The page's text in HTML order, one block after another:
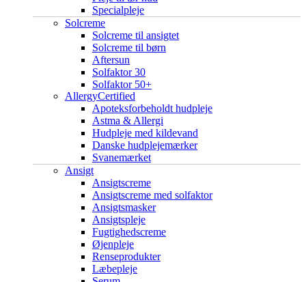
Specialpleje
Solcreme
Solcreme til ansigtet
Solcreme til børn
Aftersun
Solfaktor 30
Solfaktor 50+
AllergyCertified
Apoteksforbeholdt hudpleje
Astma & Allergi
Hudpleje med kildevand
Danske hudplejemærker
Svanemærket
Ansigt
Ansigtscreme
Ansigtscreme med solfaktor
Ansigtsmasker
Ansigtspleje
Fugtighedscreme
Øjenpleje
Renseprodukter
Læbepleje